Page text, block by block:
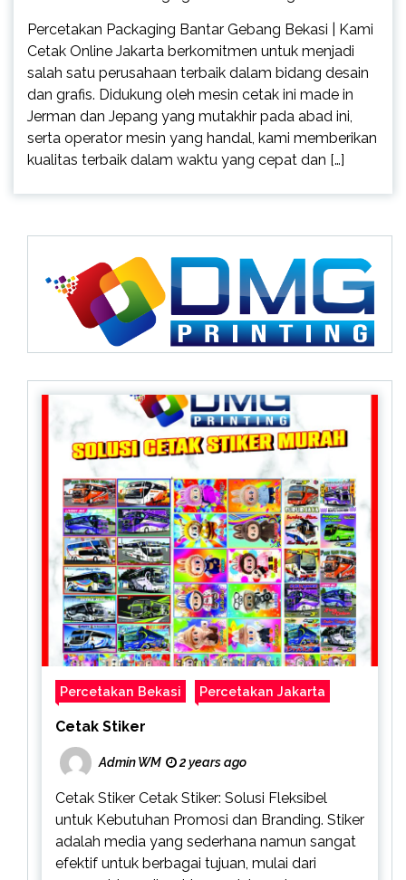
Percetakan Packaging Bantar Gebang Bekasi | Kami
Cetak Online Jakarta berkomitmen untuk menjadi
salah satu perusahaan terbaik dalam bidang desain
dan grafis. Didukung oleh mesin cetak ini made in
Jerman dan Jepang yang mutakhir pada abad ini,
serta operator mesin yang handal, kami memberikan
kualitas terbaik dalam waktu yang cepat dan […]
Percetakan Bekasi Percetakan Jakarta
Cetak Stiker
Admin WM 2 years ago
Cetak Stiker Cetak Stiker: Solusi Fleksibel
untuk Kebutuhan Promosi dan Branding. Stiker
adalah media yang sederhana namun sangat
efektif untuk berbagai tujuan, mulai dari